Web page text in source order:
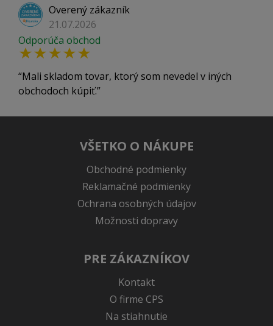
Overený zákazník
21.07.2026
Odporúča obchod
Mali skladom tovar, ktorý som nevedel v iných
obchodoch kúpiť.
VŠETKO O NÁKUPE
Obchodné podmienky
Reklamačné podmienky
Ochrana osobných údajov
Možnosti dopravy
PRE ZÁKAZNÍKOV
Kontakt
O firme CPS
Na stiahnutie